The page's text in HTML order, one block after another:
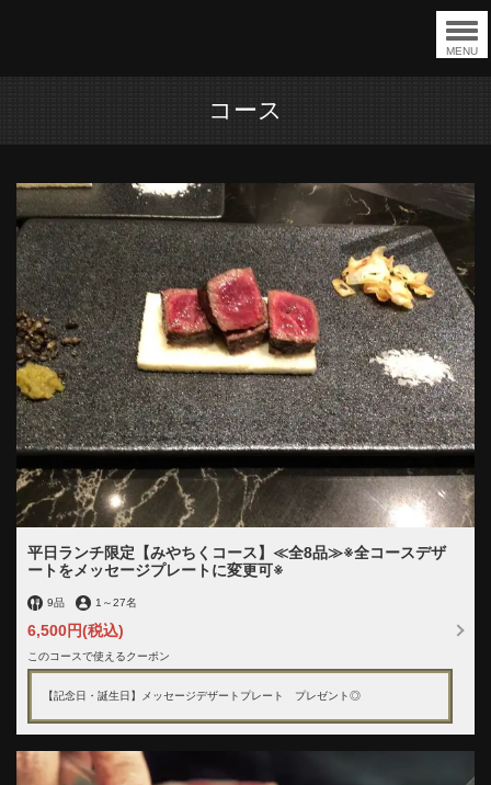
MENU
コース
平日ランチ限定【みやちくコース】≪全8品≫※全コースデザ
ートをメッセージプレートに変更可※
9品 1 ～27名
6,500円(税込)
このコースで使えるクーポン
【記念日・誕生日】メッセージデザートプレート プレゼント◎